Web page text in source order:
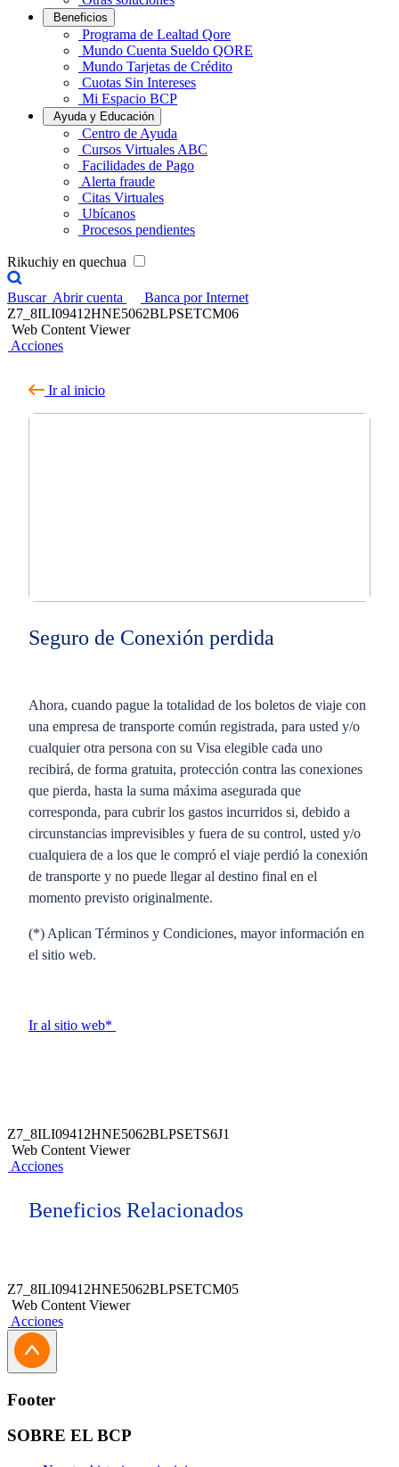
Beneficios
Programa de Lealtad Qore
Mundo Cuenta Sueldo QORE
Mundo Tarjetas de Crédito
Cuotas Sin Intereses
Mi Espacio BCP
Ayuda y Educación
Centro de Ayuda
Cursos Virtuales ABC
Facilidades de Pago
Alerta fraude
Citas Virtuales
Ubícanos
Procesos pendientes
Rikuchiy en quechua
Buscar Abrir cuenta
Banca por Internet
Z7_8ILI09412HNE5062BLPSETCM06
Web Content Viewer
Acciones
Ir al inicio
Seguro de Conexión perdida
Ahora, cuando pague la totalidad de los boletos de viaje con
una empresa de transporte común registrada, para usted y/o
cualquier otra persona con su Visa elegible cada uno
recibirá, de forma gratuita, protección contra las conexiones
que pierda, hasta la suma máxima asegurada que
corresponda, para cubrir los gastos incurridos si, debido a
circunstancias imprevisibles y fuera de su control, usted y/o
cualquiera de a los que le compró el viaje perdió la conexión
de transporte y no puede llegar al destino final en el
momento previsto originalmente.
(*) Aplican Términos y Condiciones, mayor información en
el sitio web.
Ir al sitio web*
Z7_8ILI09412HNE5062BLPSETS6J1
Web Content Viewer
Acciones
Beneficios Relacionados
Z7_8ILI09412HNE5062BLPSETCM05
Web Content Viewer
Acciones
Footer
SOBRE EL BCP